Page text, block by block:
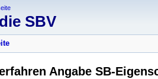
SBV
Angabe SB-